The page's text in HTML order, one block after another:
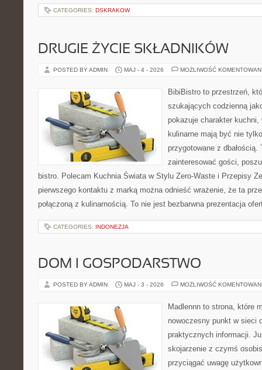
CATEGORIES: DSKRAKOW
DRUGIE ŻYCIE SKŁADNIKÓW
POSTED BY ADMIN MAJ - 4 - 2026 MOŻLIWOŚĆ
BibiBistro to przestrzeń,
szukających codzienną
pokazuje charakter
kulinarne mają być nie
przygotowane z
zainteresować gości,
bistro. Polecam Kuchnia Świata w Stylu Zero-Waste i Przepisy
pierwszego kontaktu z marką można odnieść wrażenie, że ta
połączoną z kulinarnością. To nie jest bezbarwna prezentacja
CATEGORIES: INDONEZJA
DOM I GOSPODARSTWO
POSTED BY ADMIN MAJ - 3 - 2026 MOŻLIWOŚĆ
Madlennn to strona, które
nowoczesny punkt w sieci
praktycznych informacji.
skojarzenie z czymś
przyciągać uwagę